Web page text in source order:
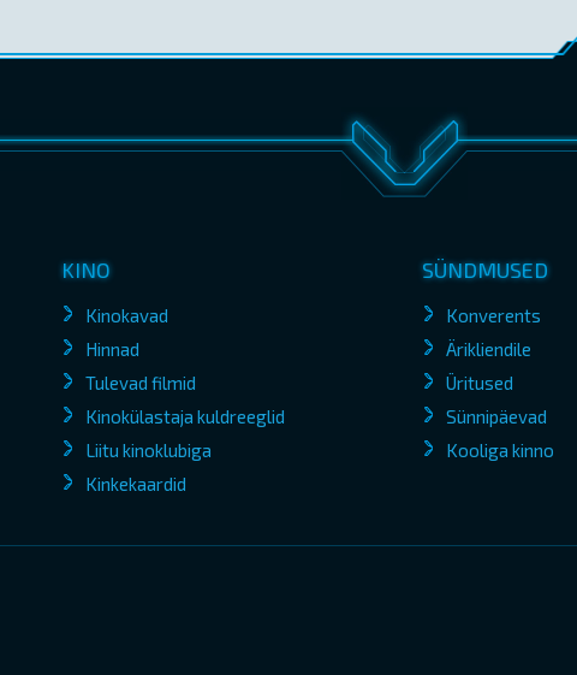
KINO
Kinokavad
Hinnad
Tulevad filmid
Kinokülastaja kuldreeglid
Liitu kinoklubiga
Kinkekaardid
SÜNDMUSED
Konverents
Ärikliendile
Üritused
Sünnipäevad
Kooliga kinno